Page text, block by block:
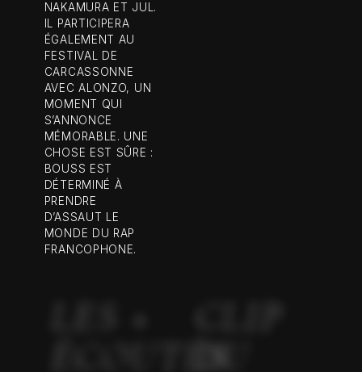
NAKAMURA ET JUL.
IL PARTICIPERA
ÉGALEMENT AU
FESTIVAL DE
CARCASSONNE
AVEC ALONZO, UN
MOMENT QUI
S’ANNONCE
MÉMORABLE. UNE
CHOSE EST SÛRE :
BOUSS EST
DÉTERMINÉ À
PRENDRE
D’ASSAUT LE
MONDE DU RAP
FRANCOPHONE.
ÉCOUTÉS
DU